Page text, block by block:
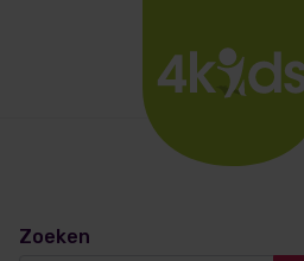
Zoeken